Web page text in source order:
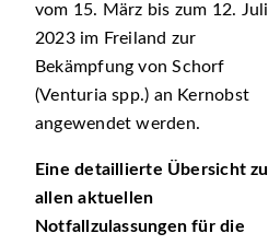
vom 15. März bis zum 12. Juli
2023 im Freiland zur
Bekämpfung von Schorf
(Venturia spp.) an Kernobst
angewendet werden.
Eine detaillierte Übersicht zu
allen aktuellen
Notfallzulassungen für die